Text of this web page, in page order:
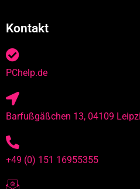
Kontakt
PChelp.de
Barfußgäßchen 13, 04109
+49 (0) 151 16955355